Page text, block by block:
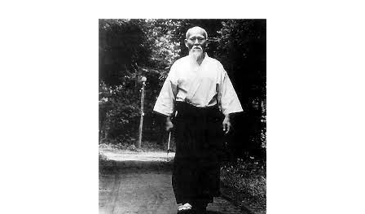
Nos partenaires
Espace membres